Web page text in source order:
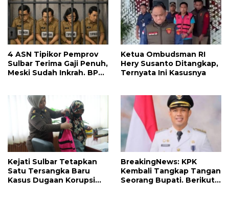
4 ASN Tipikor Pemprov
Sulbar Terima Gaji Penuh,
Meski Sudah Inkrah. BPK
Ketua Ombudsman RI
Hery Susanto Ditangkap,
Ternyata Ini Kasusnya
Kejati Sulbar Tetapkan
Satu Tersangka Baru
Kasus Dugaan Korupsi
BreakingNews: KPK
Kembali Tangkap Tangan
Seorang Bupati. Berikut